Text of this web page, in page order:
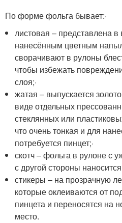
По форме фольга бывает:·
листовая – представлена в
нанесённым цветным
сворачивают в рулоны
чтобы избежать
слоя;·
жатая – выпускается
виде отдельных
стеклянных или
что очень тонкая и для
потребуется пинцет;·
скотч – фольга в рулоне с
с другой стороны наносится
стикеры – на прозрачную
которые оклеиваются от
пинцета и переносятся на
место.